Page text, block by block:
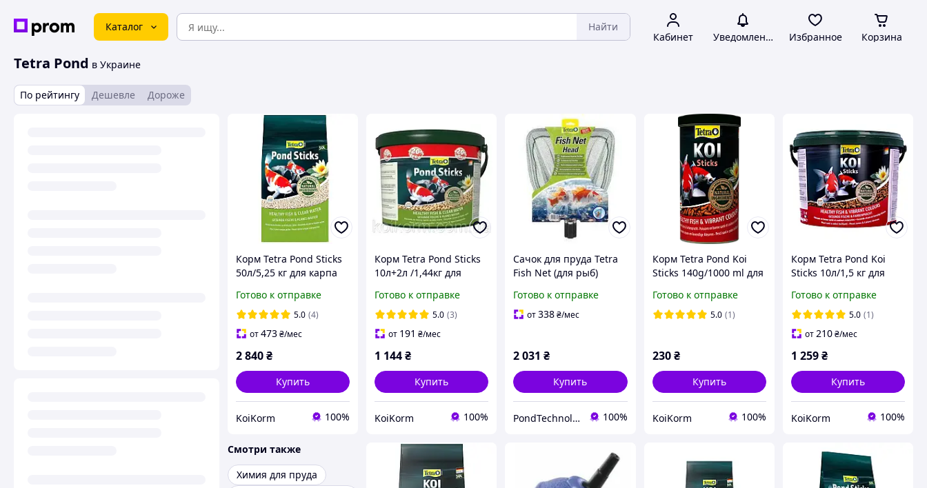
Каталог Найти
Кабинет Уведомления Избранное Корзина
Tetra Pond в Украине
По рейтингу Дешевле Дороже
Корм Tetra Pond Sticks
50л/5,25 кг для карпа
рыбок
Готово к отправке
5.0 (4)
от473₴/мес
2 840₴
Купить
KoiKorm 100%
Корм Tetra Pond Sticks
10л+2л /1,44кг для
золотых рыбок
Готово к отправке
5.0 (3)
от 191 ₴/мес
1 144₴
Купить
KoiKorm 100%
Сачок для пруда Tetra
Fish Net (для рыб)
Готово к отправке
от338₴/мес
2 031 ₴
Купить
PondTechnology 100%
Корм Tetra Pond Koi
Sticks 140g/1000 ml для
Готово к отправке
5.0 (1)
230 ₴
Купить
KoiKorm 100%
Корм Tetra Pond Koi
Sticks 10л/1,5 кг для
Готово к отправке
5.0 (1)
от210₴/мес
1 259₴
Купить
KoiKorm 100%
Смотри также
Химия для пруда